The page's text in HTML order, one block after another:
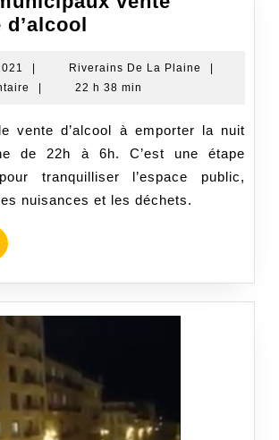
vente
nocturne
16
mars
Riverains De La Plaine
Riverains
Plaine
22 h 38 min
de 22h à 6h. C’est une étape
tranquilliser l’espace public,
nuisances et les déchets.
READ